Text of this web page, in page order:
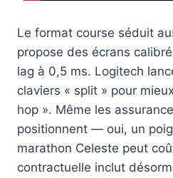
Le format course séduit
propose des écrans
lag à 0,5 ms. Logitech
claviers « split » pour
hop ». Même les
positionnent — oui, un
marathon Celeste peut
contractuelle inclut